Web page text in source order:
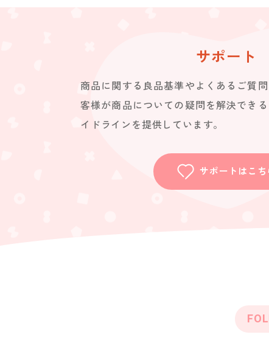
サポート
商品に関する良品基準やよくあるご質
客様が商品についての疑問を解決でき
イドラインを提供しています。
サポートはこち